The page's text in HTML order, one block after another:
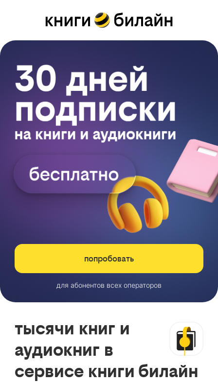
попробовать
для абонентов всех операторов
тысячи книг и
аудиокниг в
сервисе книги билайн